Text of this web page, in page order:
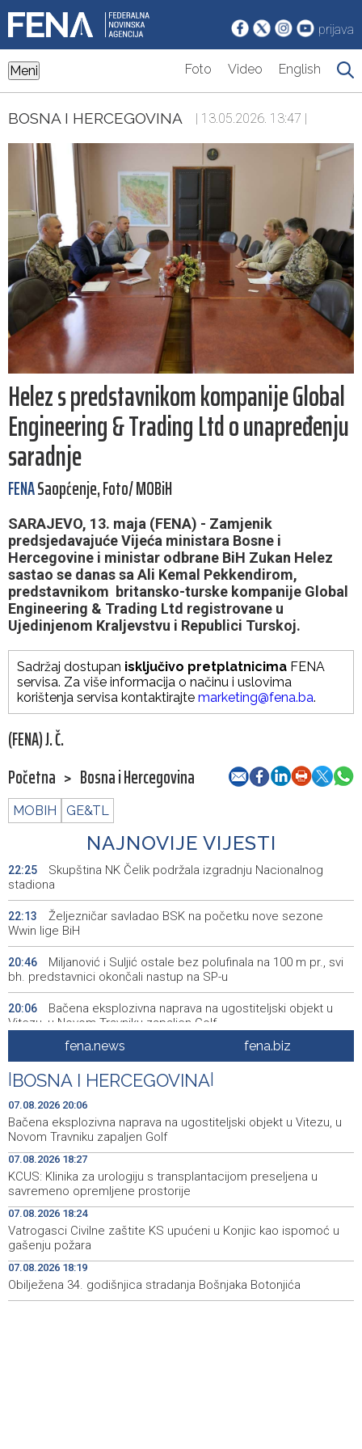
prijava
Meni Foto Video English
BOSNA I HERCEGOVINA | 13.05.2026. 13:47 |
Helez s predstavnikom kompanije Global
Engineering & Trading Ltd o unapređenju
saradnje
FENASaopćenje, Foto/ MOBiH
SARAJEVO, 13. maja (FENA) - Zamjenik
predsjedavajuće Vijeća ministara Bosne i
Hercegovine i ministar odbrane BiH Zukan Helez
sastao se danas sa Ali Kemal Pekkendirom,
predstavnikom britansko-turske kompanije Global
Engineering & Trading Ltd registrovane u
Ujedinjenom Kraljevstvu i Republici Turskoj.
Sadržaj dostupan isključivo pretplatnicima FENA
servisa. Za više informacija o načinu i uslovima
korištenja servisa kontaktirajte marketing@fena.ba.
(FENA) J. Č.
Početna > Bosna i Hercegovina
MOBIH GE&TL
NAJNOVIJE VIJESTI
22:25
Skupština NK Čelik podržala izgradnju Nacionalnog
stadiona
22:13
Željezničar savladao BSK na početku nove sezone
Wwin lige BiH
20:46
Miljanović i Suljić ostale bez polufinala na 100 m pr., svi
bh. predstavnici okončali nastup na SP-u
20:06
Bačena eksplozivna naprava na ugostiteljski objekt u
Vitezu, u Novom Travniku zapaljen Golf
Galerija ULUPUBiH otvara novu izlagačku sezonu,
predstavlja novi izlagački program
19:44 Faris Dževahirić novi nogometaš Veleža
19:21 Announcement of events for Saturday, 8 August 2026
19:10
Rudari Milanovića ubijedili da ode kući, Memčić se već
ponovo vratio u jamu 'Raspotočje'
19:03
Sarajevo Film Festival presents Kinoscope and
Kinoscope Surreal programs
19:00 Najave događaja za 8. 8. 2026. godine (subota)
fena.news fena.biz
BOSNA I HERCEGOVINA
07.08.2026 20:06
Bačena eksplozivna naprava na ugostiteljski objekt u Vitezu, u
Novom Travniku zapaljen Golf
07.08.2026 18:27
KCUS: Klinika za urologiju s transplantacijom preseljena u
savremeno opremljene prostorije
07.08.2026 18:24
Vatrogasci Civilne zaštite KS upućeni u Konjic kao ispomoć u
gašenju požara
07.08.2026 18:19
Obilježena 34. godišnjica stradanja Bošnjaka Botonjića